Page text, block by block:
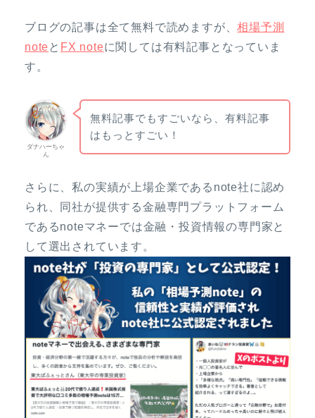
ブログの記事は全て無料で読めますが、相場予測
note と FX noteに関しては有料記事となっていま
す。
ダナハーちゃ
ん
無料記事でもすごいなら、有料記事
はもっとすごい！
さらに、私の実績が上場企業であるnote社に認め
られ、同社が提供する金融専門プラットフォーム
であるnoteマネーでは金融・投資情報の専門家と
して選出されています。